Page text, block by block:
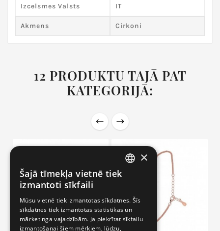
Izcelsmes Valsts IT
Akmens Cirkoni
12 PRODUKTU TAJĀ PAT
KATEGORIJĀ:
LITHUANIAN
RUSSIAN
ENGLISH
×
Šajā tīmekļa vietnē tiek
izmantoti sīkfaili
Mūsu vietnē tiek izmantotas sīkdatnes. Šīs
sīkdatnes tiek izmantotas statistikas un
mārketinga vajadzībām. Ja piekrītat sīkfailu
izmantošanai šiem mērķiem, lūdzu,